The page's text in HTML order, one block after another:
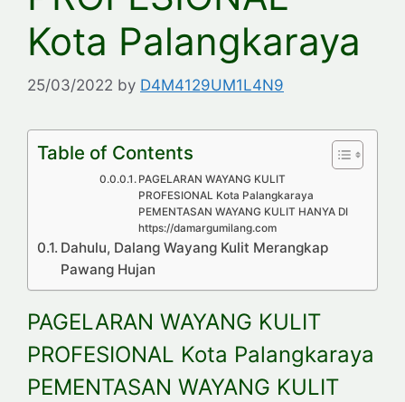
Kota Palangkaraya
25/03/2022 by D4M4129UM1L4N9
Table of Contents
PAGELARAN WAYANG KULIT
PROFESIONAL Kota Palangkaraya
PEMENTASAN WAYANG KULIT HANYA DI
https://damargumilang.com
Dahulu, Dalang Wayang Kulit Merangkap
Pawang Hujan
PAGELARAN WAYANG KULIT
PROFESIONAL Kota Palangkaraya
PEMENTASAN WAYANG KULIT